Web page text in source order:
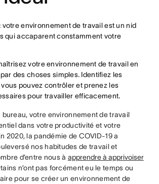
votre environnement de travail est un nid
qui accaparent constamment votre
votre environnement de travail en
des choses simples. Identifiez les
pouvez contrôler et prenez les
pour travailler efficacement.
votre environnement de travail
dans votre productivité et votre
2020, la pandémie de COVID-19 a
nos habitudes de travail et
d’entre nous à apprendre à apprivoiser
n’ont pas forcément eu le temps ou
pour se créer un environnement de